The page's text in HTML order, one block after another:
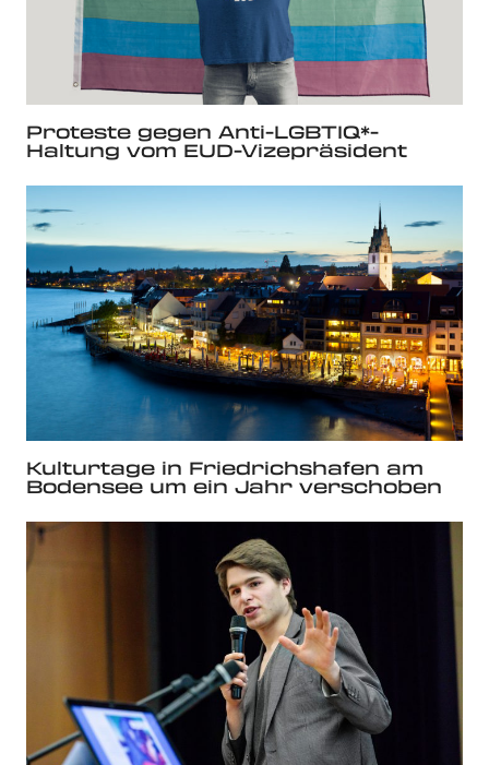
Proteste gegen Anti-LGBTIQ*-
Haltung vom EUD-Vizepräsident
Kulturtage in Friedrichshafen am
Bodensee um ein Jahr verschoben